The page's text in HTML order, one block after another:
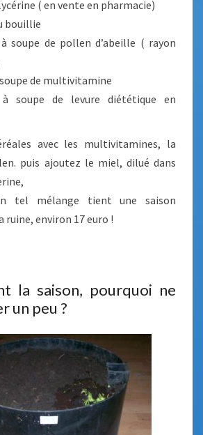
( en vente en pharmacie)
bouillie
soupe de pollen d’abeille ( rayon
de multivitamine
soupe de levure diététique en
avec les multivitamines, la
puis ajoutez le miel, dilué dans
tel mélange tient une saison
environ 17 euro !
la saison, pourquoi ne
un peu ?